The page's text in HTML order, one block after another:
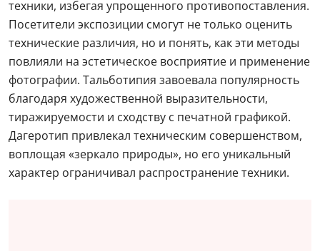
техники, избегая упрощенного противопоставления.
Посетители экспозиции смогут не только оценить
технические различия, но и понять, как эти методы
повлияли на эстетическое восприятие и применение
фотографии. Тальботипия завоевала популярность
благодаря художественной выразительности,
тиражируемости и сходству с печатной графикой.
Дагеротип привлекал техническим совершенством,
воплощая «зеркало природы», но его уникальный
характер ограничивал распространение техники.